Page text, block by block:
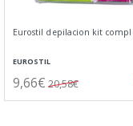
Eurostil depilacion kit
EUROSTIL
9,66€ 20,58€